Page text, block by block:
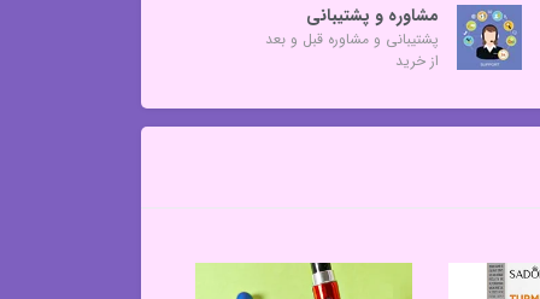
مشاوره و پشتیبانی
پشتیبانی و مشاوره قبل و بعد
از خرید